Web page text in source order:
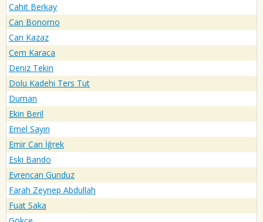
Cahit Berkay
Can Bonomo
Can Kazaz
Cem Karaca
Deniz Tekin
Dolu Kadehi Ters Tut
Duman
Ekin Beril
Emel Sayın
Emir Can İğrek
Eski Bando
Evrencan Gunduz
Farah Zeynep Abdullah
Fuat Saka